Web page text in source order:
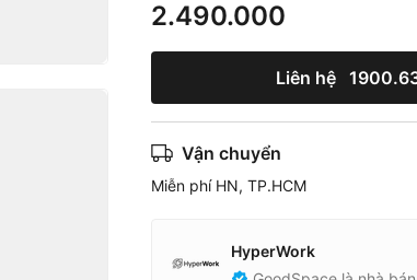
2.490.000
Liên hệ
Vận chuyển
Miễn phí HN, TP.HCM
HyperWork